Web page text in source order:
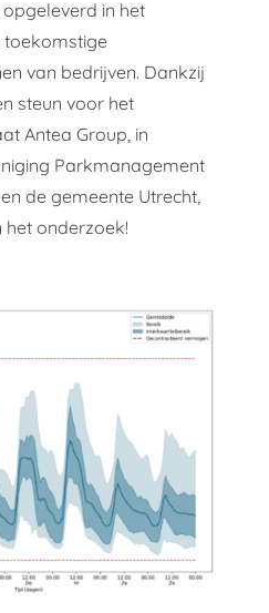
in het
toekomstige
van bedrijven. Dankzij
steun voor het
Antea Group, in
Parkmanagement
de gemeente Utrecht,
onderzoek!